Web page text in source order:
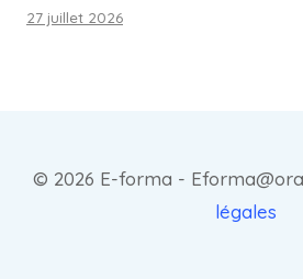
27 juillet 2026
© 2026 E-forma -
légales